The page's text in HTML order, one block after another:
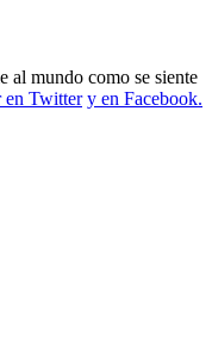
al mundo como se siente
en Twitter y en Facebook.